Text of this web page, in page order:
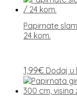
Papirnate
24 kom.
1,99€ Dodaj u